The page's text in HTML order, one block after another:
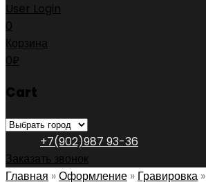
User Login
0
Корзина
0₽
Cart
+7(902)987 93-36
Заказать звонок
Главная »Оформление » Гравировка »